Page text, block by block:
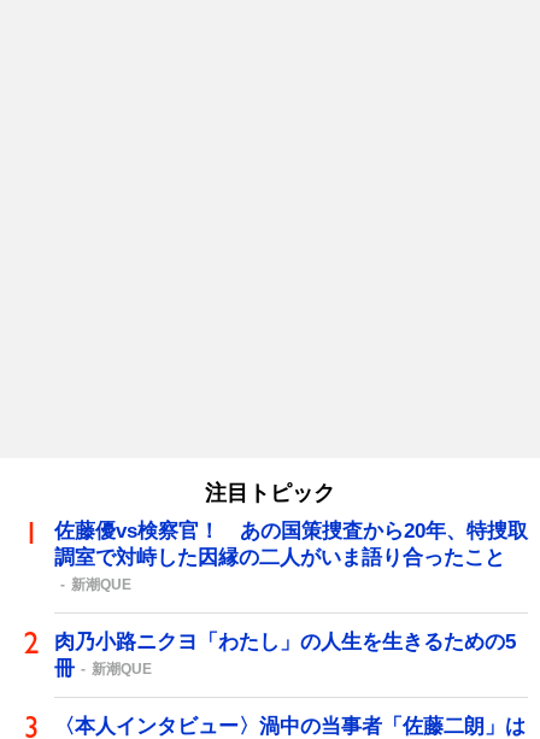
注目トピック
佐藤優vs検察官！ あの国策捜査から20年、特捜取
調室で対峙した因縁の二人がいま語り合ったこと
新潮QUE
肉乃小路ニクヨ「わたし」の人生を生きるための5
冊
新潮QUE
〈本人インタビュー〉渦中の当事者「佐藤二朗」は